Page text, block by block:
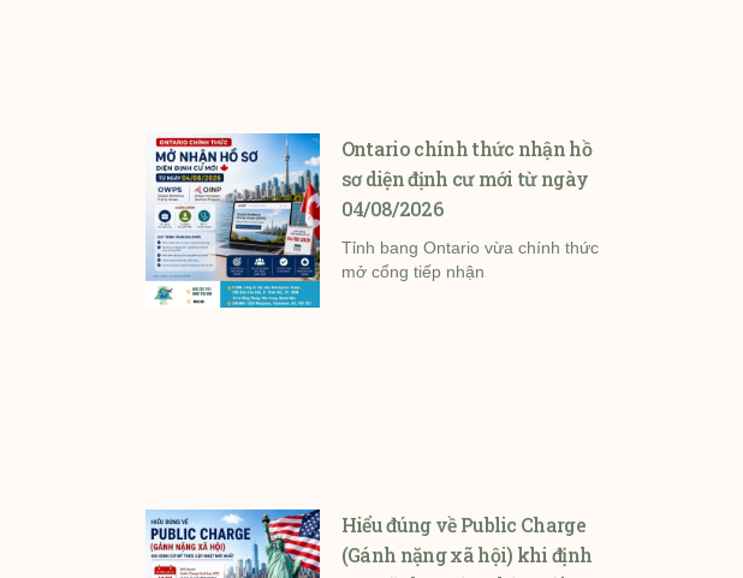
Ontario chính thức nhận hồ
sơ diện định cư mới từ ngày
04/08/2026
Tỉnh bang Ontario vừa chính thức
mở cổng tiếp nhận
Hiểu đúng về Public Charge
(Gánh nặng xã hội) khi định